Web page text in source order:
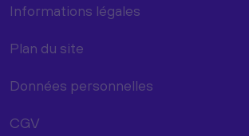
Informations légales
Plan du site
Données personnelles
CGV